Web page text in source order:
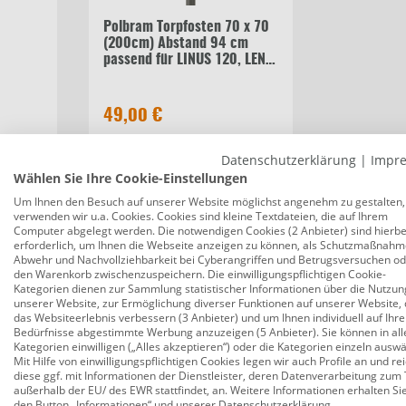
Polbram Torpfosten 70 x 70
(200cm) Abstand 94 cm
passend für LINUS 120, LENI
49,00 €
Beschreibung Bewertungen
Polbram Doppeltor Berta 120 verzinkt
Produktnummer:0692454330
Das Polbram Doppeltor Berta 120 bietet die
feuerverzinkten Stahlrahmen und der modernen
Grundstücks.
Datenschutzerklärung |
Wählen Sie Ihre Cookie-Einstellungen
Um Ihnen den Besuch auf unserer Website möglichst angenehm zu gestalten,
verwenden wir u.a. Cookies. Cookies sind kleine Textdateien, die auf Ihrem
Computer abgelegt werden. Die notwendigen Cookies (2 Anbieter) sind
erforderlich, um Ihnen die Webseite anzeigen zu können, als
Abwehr und Nachvollziehbarkeit bei Cyberangriffen und Betrugsversuchen
den Warenkorb zwischenzuspeichern. Die einwilligungspflichtigen Cookie-
Kategorien dienen zur Sammlung statistischer Informationen über die
unserer Website, zur Ermöglichung diverser Funktionen auf unserer Website,
das Websiteerlebnis verbessern (3 Anbieter) und um Ihnen individuell auf Ihre
Bedürfnisse abgestimmte Werbung anzuzeigen (5 Anbieter). Sie können in
Kategorien einwilligen („Alles akzeptieren“) oder die Kategorien einzeln
Mit Hilfe von einwilligungspflichtigen Cookies legen wir auch Profile an und
diese ggf. mit Informationen der Dienstleister, deren Datenverarbeitung zum
außerhalb der EU/ des EWR stattfindet, an. Weitere Informationen erhalten